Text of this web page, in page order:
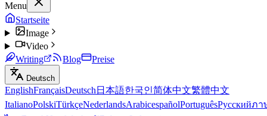
Menu
Startseite
Image
Video
Writing
Blog Preise
Deutsch
EnglishFrançaisDeutsch 日本語한국인简体中文繁體中文
ItalianoPolskiTürkçeNederlandsArabicespañolPortuguêsРусскийภา